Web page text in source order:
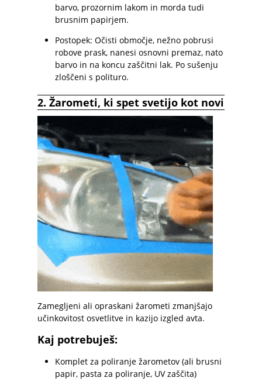
barvo, prozornim lakom in morda tudi
brusnim papirjem.
Postopek: Očisti območje, nežno pobrusi
robove prask, nanesi osnovni premaz, nato
barvo in na koncu zaščitni lak. Po sušenju
zloščeni s polituro.
2. Žarometi, ki spet svetijo kot novi
Zamegljeni ali opraskani žarometi zmanjšajo
učinkovitost osvetlitve in kazijo izgled avta.
Kaj potrebuješ:
Komplet za poliranje žarometov (ali brusni
papir, pasta za poliranje, UV zaščita)